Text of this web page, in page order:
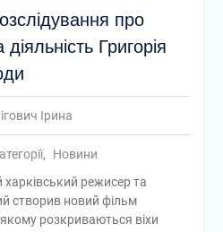
про
Григорія
Ірина
,
Новини
режисер та
створив новий фільм
розкриваються віхи